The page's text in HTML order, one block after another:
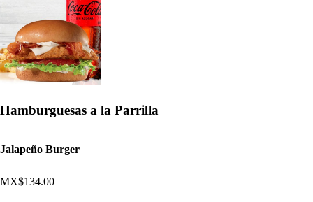
Hamburguesas a la Parrilla
Jalapeño Burger
MX$134.00